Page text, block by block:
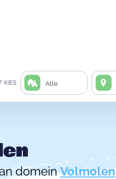
KIES Alle
domeinVolmolen